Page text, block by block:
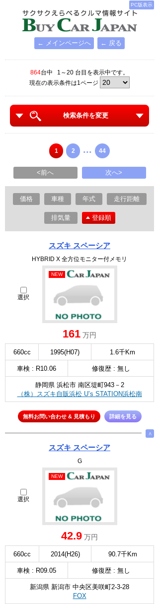
PC版表示
← メインページへ ← 戻る
864台中 1～20 台目を表示中です。
現在の表示条件は1ページ
検索条件を変更
1 2 ... 44
<前へ 次へ>
価格 車種 年式 走行距離
排気量 登録順
スズキ スペーシア
HYBRID X 全方位モニター付メモリ
選択
NEW
161 万円
660cc 1995(H07) 1.6千Km
車検 : R10.06 修復歴 : 無し
静岡県 浜松市 南区堤町943－2
（株）スズキ自販浜松 U’s STATION浜松南
無料お問い合わせ & 見積もり 詳細を見る
∧
スズキ スペーシア
G
選択
NEW
42.9 万円
660cc 2014(H26) 90.7千Km
車検 : R09.05 修復歴 : 無し
新潟県 新潟市 中央区美咲町2-3-28
FOX